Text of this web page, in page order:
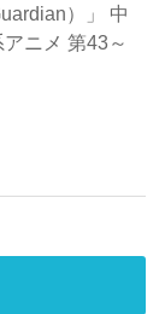
）」 中
ニメ 第43～